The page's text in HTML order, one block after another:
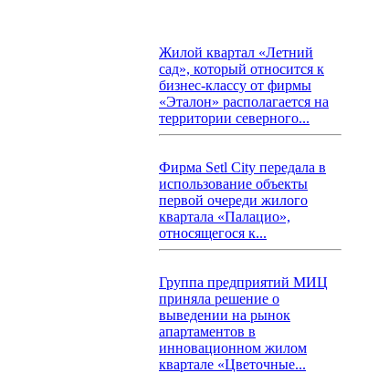
Жилой квартал «Летний
сад», который относится к
бизнес-классу от фирмы
«Эталон» располагается на
территории северного...
Фирма Setl City передала в
использование объекты
первой очереди жилого
квартала «Палацио»,
относящегося к...
Группа предприятий МИЦ
приняла решение о
выведении на рынок
апартаментов в
инновационном жилом
квартале «Цветочные...